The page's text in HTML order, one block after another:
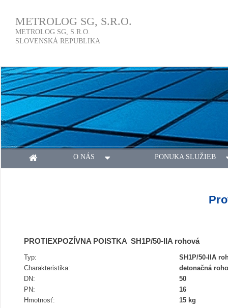
METROLOG SG, S.R.O.
METROLOG SG, S.R.O.
SLOVENSKÁ REPUBLIKA
O NÁS PONUKA SLUŽIEB
PROTIEXPOZÍVNA POISTKA SH1P/50-IIA rohová
Typ:
SH1P/50-IIA
Charakteristika:
detonačná
DN:
50
PN:
16
Hmotnosť:
15 kg